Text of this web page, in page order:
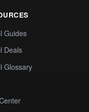
Guides
Deals
Glossary